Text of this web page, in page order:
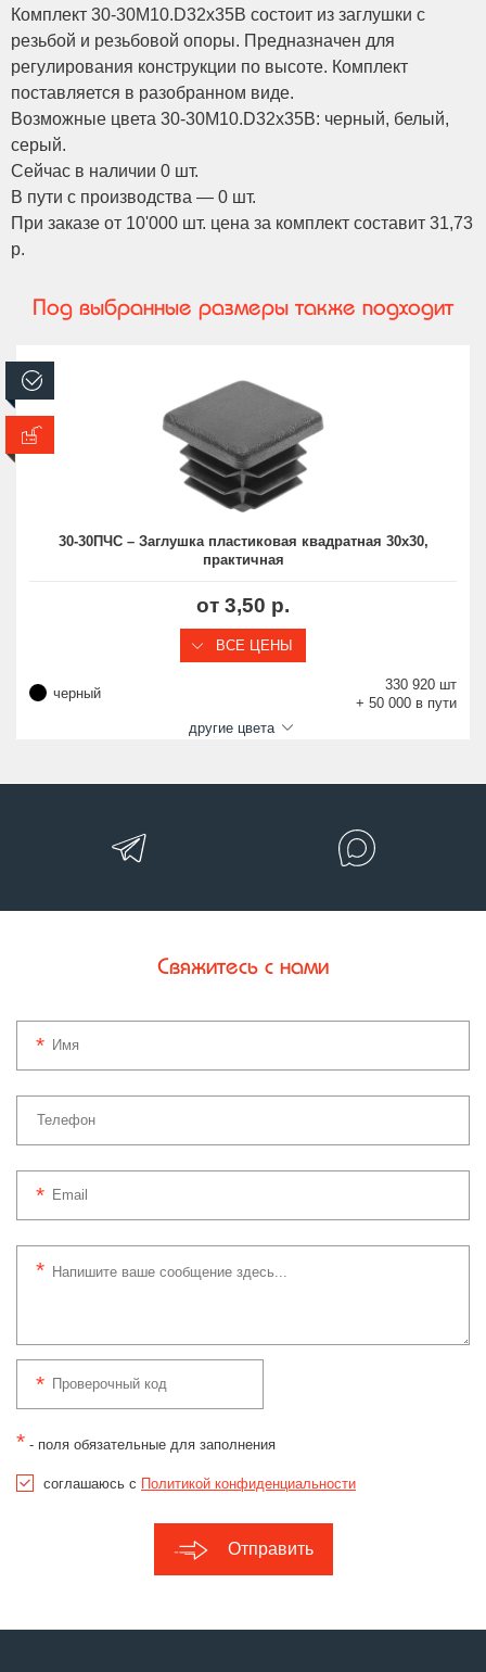
Комплект 30-30M10.D32x35B состоит из заглушки с
резьбой и резьбовой опоры. Предназначен для
регулирования конструкции по высоте. Комплект
поставляется в разобранном виде.
Возможные цвета 30-30M10.D32x35B: черный, белый,
серый.
Сейчас в наличии 0 шт.
В пути с производства — 0 шт.
При заказе от 10'000 шт. цена за комплект составит 31,73
р.
Под выбранные размеры также подходит
30-30ПЧС – Заглушка пластиковая квадратная 30х30,
практичная
от 3,50 р.
ВСЕ ЦЕНЫ
черный
330 920 шт
+ 50 000 в пути
другие цвета
Свяжитесь с нами
* - поля обязательные для заполнения
соглашаюсь с Политикой конфиденциальности
Отправить